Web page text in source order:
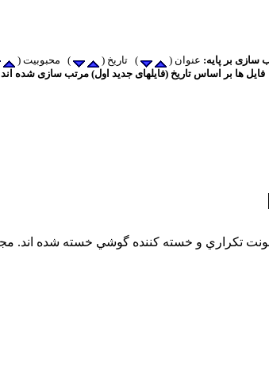
سازی بر پایه: عنوان ( ) تاریخ ( ) محبوبیت (
فایل ها بر اساس تاریخ (فایلهای جدید اول) مرتب سازی شده اند